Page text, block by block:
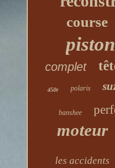
course
piston
complet
450r polaris
banshee
moteur
les accidents